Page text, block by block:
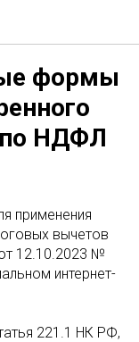
формы
по НДФЛ
применения
вычетов
12.10.2023 №
интернет-
221.1 НК РФ,